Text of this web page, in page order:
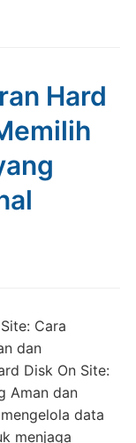
Hard
Cara
dan
Disk On Site:
Aman dan
data
menjaga